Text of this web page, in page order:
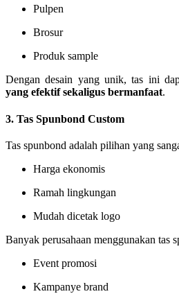
Pulpen
Brosur
Produk sample
Dengan desain yang unik, tas ini
yang efektif sekaligus bermanfaat.
3. Tas Spunbond Custom
Tas spunbond adalah pilihan yang
Harga ekonomis
Ramah lingkungan
Mudah dicetak logo
Banyak perusahaan menggunakan tas
Event promosi
Kampanye brand